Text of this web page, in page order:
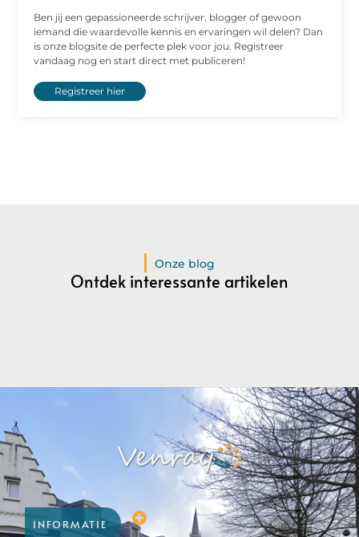
Ben jij een gepassioneerde schrijver, blogger of gewoon
iemand die waardevolle kennis en ervaringen wil delen? Dan
is onze blogsite de perfecte plek voor jou. Registreer
vandaag nog en start direct met publiceren!
Registreer hier
Onze blog
Ontdek interessante artikelen
INFORMATIE